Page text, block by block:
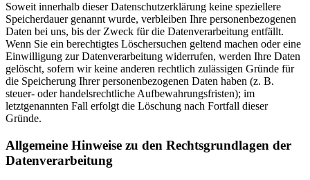
Soweit innerhalb dieser Datenschutzerklärung keine speziellere
Speicherdauer genannt wurde, verbleiben Ihre personenbezogenen
Daten bei uns, bis der Zweck für die Datenverarbeitung entfällt.
Wenn Sie ein berechtigtes Löschersuchen geltend machen oder eine
Einwilligung zur Datenverarbeitung widerrufen, werden Ihre Daten
gelöscht, sofern wir keine anderen rechtlich zulässigen Gründe für
die Speicherung Ihrer personenbezogenen Daten haben (z. B.
steuer- oder handelsrechtliche Aufbewahrungsfristen); im
letztgenannten Fall erfolgt die Löschung nach Fortfall dieser
Gründe.
Allgemeine Hinweise zu den Rechtsgrundlagen der
Datenverarbeitung